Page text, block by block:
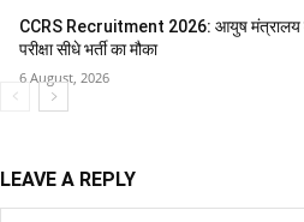
CCRS Recruitment 2026: आयुष मंत्रालय में
परीक्षा सीधे भर्ती का मौका
6 August, 2026
LEAVE A REPLY